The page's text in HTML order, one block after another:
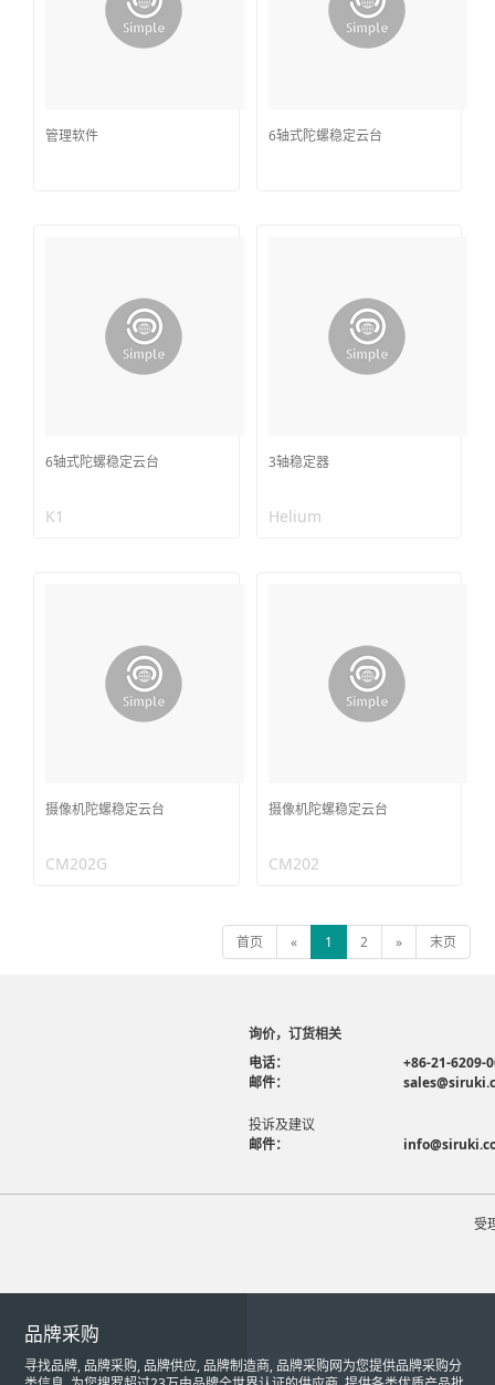
管理软件 6轴式陀螺稳定云台
6轴式陀螺稳定云台
K1
3轴稳定器
Helium
摄像机陀螺稳定云台
CM202G
摄像机陀螺稳定云台
CM202
首页 « 1 2 » 末页
询价，订货相关
电话：
+86-21-6209-
邮件：
投诉及建议
邮件：
受
品牌采购
寻找品牌, 品牌采购, 品牌供应, 品牌制造商, 品牌采购网为您提供品牌采购分